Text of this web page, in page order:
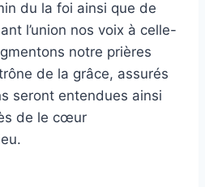
du la foi ainsi que de
l’union nos voix à celle-
notre prières
de la grâce, assurés
seront entendues ainsi
de le cœur